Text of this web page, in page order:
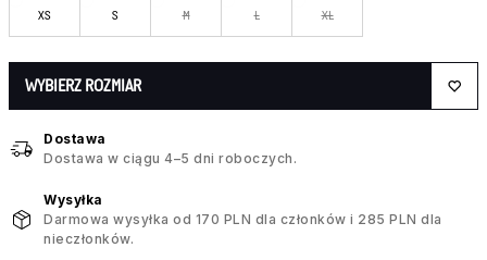
XS S M L XL
WYBIERZ ROZMIAR
Dostawa
Dostawa w ciągu 4–5 dni roboczych.
Wysyłka
Darmowa wysyłka od 170 PLN dla członków i 285 PLN dla
nieczłonków.